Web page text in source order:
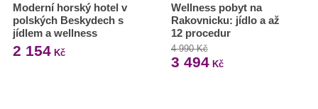
Moderní horský hotel v
polských Beskydech s
jídlem a wellness
2 154 Kč
Wellness pobyt na
Rakovnicku: jídlo a až
12 procedur
4 990 Kč
3 494Kč